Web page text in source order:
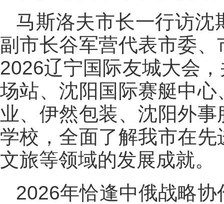
马斯洛夫市长一行访沈
副市长谷军营代表市委
2026辽宁国际友城大会
场站、沈阳国际赛艇中
业、伊然包装、沈阳外
学校，全面了解我市在
文旅等领域的发展成就。
2026年恰逢中俄战略